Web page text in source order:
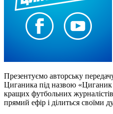
Презентуємо авторську
Циганика під назвою
кращих футбольних
прямий ефір і ділиться своїми